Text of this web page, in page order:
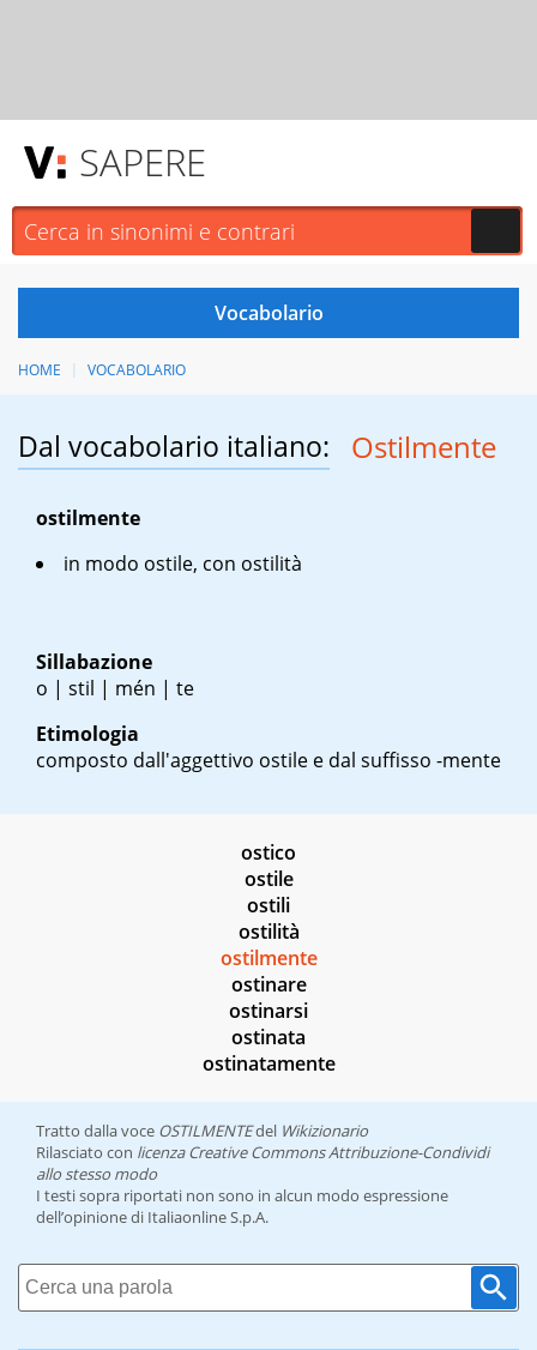
SAPERE
HOME VOCABOLARIO
Dal vocabolario italiano: Ostilmente
ostilmente
in modo ostile, con ostilità
Sillabazione
o | stil | mén | te
Etimologia
composto dall'aggettivo ostile e dal suffisso -mente
ostico
ostile
ostili
ostilità
ostilmente
ostinare
ostinarsi
ostinata
ostinatamente
Tratto dalla voce OSTILMENTEdel Wikizionario
Rilasciato con licenza Creative Commons Attribuzione-Condividi
allo stesso modo
I testi sopra riportati non sono in alcun modo espressione
dell’opinione di Italiaonline S.p.A.